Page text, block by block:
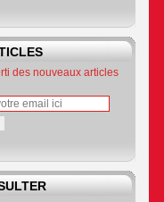
des nouveaux articles